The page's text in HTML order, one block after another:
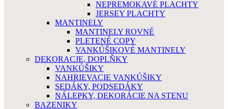
NEPREMOKAVÉ PLACHTY
JERSEY PLACHTY
MANTINELY
MANTINELY ROVNÉ
PLETENÉ COPY
VANKÚŠIKOVÉ MANTINELY
DEKORACJE, DOPLŇKY
VANKÚŠIKY
NAHRIEVACIE VANKÚŠIKY
SEDÁKY, PODSEDÁKY
NÁLEPKY, DEKORÁCIE NA STENU
BAZENIKY